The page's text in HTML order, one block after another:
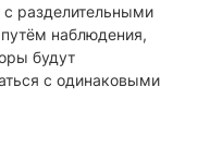
с разделительными
наблюдения,
будут
с одинаковыми